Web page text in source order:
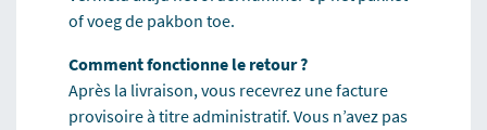
of voeg de pakbon toe.
Comment fonctionne le retour ?
Après la livraison, vous recevrez une facture
provisoire à titre administratif. Vous n’avez pas